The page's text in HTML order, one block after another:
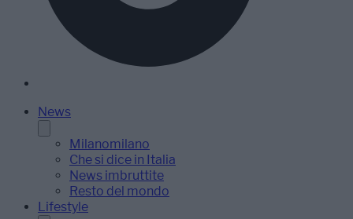
News
Milanomilano
Che si dice in Italia
News imbruttite
Resto del mondo
Lifestyle